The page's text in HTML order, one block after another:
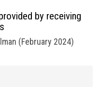
by receiving
(February 2024)